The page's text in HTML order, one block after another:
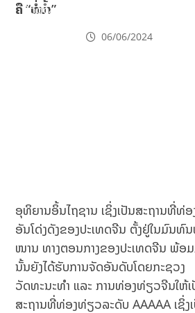
Podcasts
ຄື “ທໍໍ່ນ້ຳ”
06/06/2024
ອຸທິຍານອິ້ນໄຖຊານ ເຊິ່ງເປັນສະຖານທີ່ທ່
ອັນໂດ່ງດັງຂອງປະເທດຈີນ ຕັ້ງຢູ່ໃນມົນທົ
ໜານ ທາງຕອນກາງຂອງປະເທດຈີນ ພ້ອ
ນັ້ນຍັງໄດ້ຮັບການຈັດອັນດັບໂດຍກະຊວງ
ວັດທະນະທຳ ແລະ ການທ່ອງທ່ຽວຈີນໃຫ້ເ
ສະຖານທີ່ທ່ອງທ່ຽວລະດັບ AAAAA ເຊິ່ງ